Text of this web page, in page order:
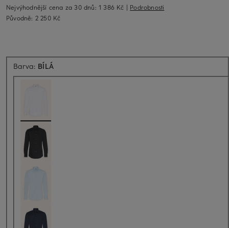
Nejvýhodnější cena za 30 dnů: 1 386 Kč | Podrobnosti
Původně: 2 250 Kč
Barva: BÍLÁ